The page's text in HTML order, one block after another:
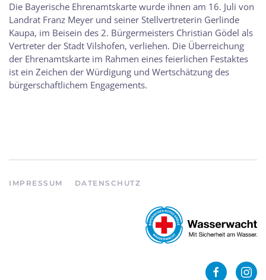
Die Bayerische Ehrenamtskarte wurde ihnen am 16. Juli von
Landrat Franz Meyer und seiner Stellvertreterin Gerlinde
Kaupa, im Beisein des 2. Bürgermeisters Christian Gödel als
Vertreter der Stadt Vilshofen, verliehen. Die Überreichung
der Ehrenamtskarte im Rahmen eines feierlichen Festaktes
ist ein Zeichen der Würdigung und Wertschätzung des
bürgerschaftlichem Engagements.
IMPRESSUM DATENSCHUTZ